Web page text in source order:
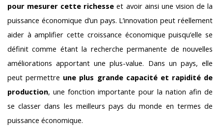
pour mesurer cette richesse et avoir ainsi une vision de la
puissance économique d’un pays. L’innovation peut réellement
aider à amplifier cette croissance économique puisqu’elle se
définit comme étant la recherche permanente de nouvelles
améliorations apportant une plus-value. Dans un pays, elle
peut permettre une plus grande capacité et rapidité de
production, une fonction importante pour la nation afin de
se classer dans les meilleurs pays du monde en termes de
puissance économique.